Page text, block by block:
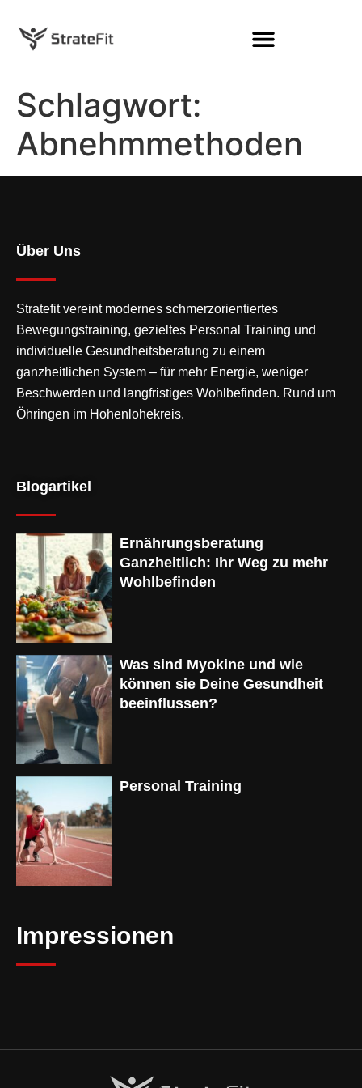
Schlagwort:
Abnehmmethoden
Über Uns
Stratefit vereint modernes schmerzorientiertes
Bewegungstraining, gezieltes Personal Training und
individuelle Gesundheitsberatung zu einem
ganzheitlichen System – für mehr Energie, weniger
Beschwerden und langfristiges Wohlbefinden. Rund um
Öhringen im Hohenlohekreis.
Blogartikel
Ernährungsberatung
Ganzheitlich: Ihr Weg zu mehr
Wohlbefinden
Was sind Myokine und wie
können sie Deine Gesundheit
beeinflussen?
Personal Training
Impressionen